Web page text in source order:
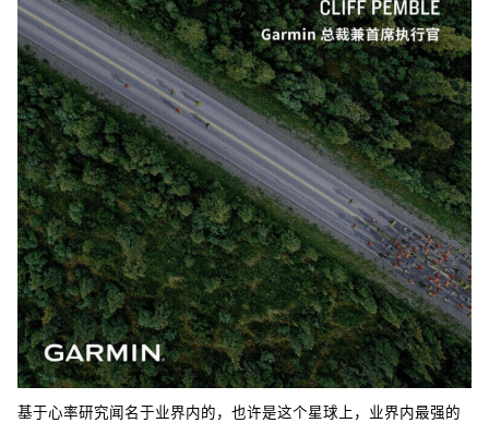
基于心率研究闻名于业界内的，也许是这个星球上，业界内最强的